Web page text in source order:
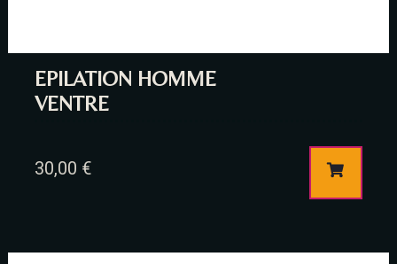
EPILATION HOMME
VENTRE
30,00 €